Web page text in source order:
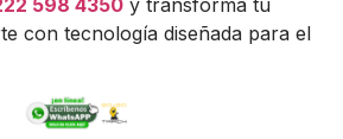
598 4350 y transforma tu
con tecnología diseñada para el